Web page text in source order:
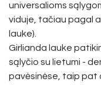
universalioms
viduje, tačiau pagal
lauke).
Girlianda lauke
sąlyčio su lietumi -
pavėsinėse, taip pat